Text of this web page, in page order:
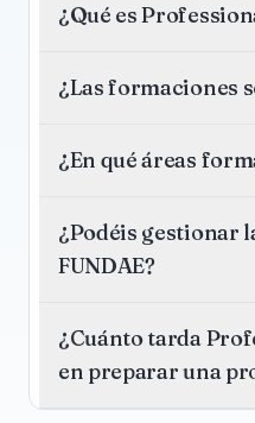
¿Qué es
¿Las formaciones
¿En qué áreas
¿Podéis gestionar
FUNDAE?
¿Cuánto tarda
en preparar una